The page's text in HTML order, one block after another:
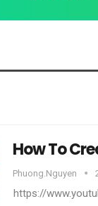
How To
Phuong.nguyen
https://